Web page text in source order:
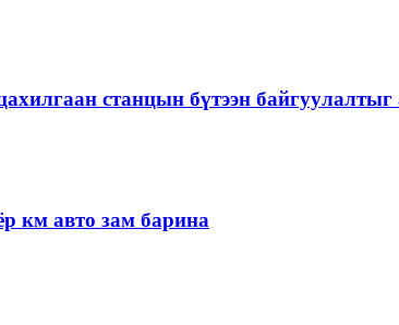
станцын бүтээн байгуулалтыг
км авто зам барина